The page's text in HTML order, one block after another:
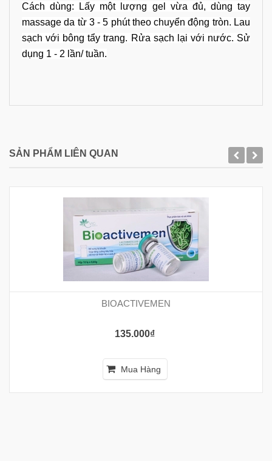
Cách dùng: Lấy một lượng gel vừa đủ, dùng tay
massage da từ 3 - 5 phút theo chuyển động tròn. Lau
sạch với bông tẩy trang. Rửa sạch lại với nước. Sử
dụng 1 - 2 lần/ tuần.
SẢN PHẨM LIÊN QUAN
BIOACTIVEMEN
135.000₫
Mua Hàng